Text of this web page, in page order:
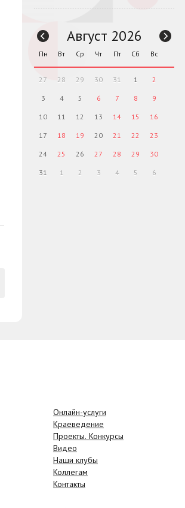
Август 2026
Пн Вт Ср Чт Пт Сб Вс
27 28 29 30 31 1 2
3 4 5 6 7 8 9
10 11 12 13 14 15 16
17 18 19 20 21 22 23
24 25 26 27 28 29 30
31 1 2 3 4 5 6
Онлайн-услуги
Краеведение
Проекты. Конкурсы
Видео
Наши клубы
Коллегам
Контакты